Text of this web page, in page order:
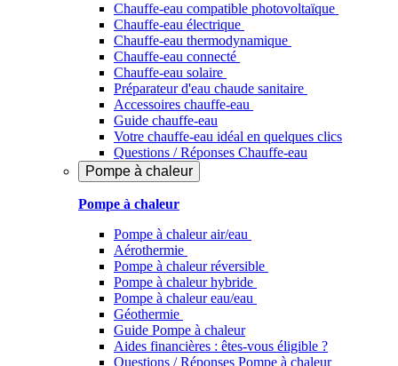
Chauffe-eau compatible photovoltaïque
Chauffe-eau électrique
Chauffe-eau thermodynamique
Chauffe-eau connecté
Chauffe-eau solaire
Préparateur d'eau chaude sanitaire
Accessoires chauffe-eau
Guide chauffe-eau
Votre chauffe-eau idéal en quelques clics
Questions / Réponses Chauffe-eau
Pompe à chaleur
Pompe à chaleur
Pompe à chaleur air/eau
Aérothermie
Pompe à chaleur réversible
Pompe à chaleur hybride
Pompe à chaleur​ eau/eau
Géothermie
Guide Pompe à chaleur
Aides financières : êtes-vous éligible ?
Questions / Réponses Pompe à chaleur